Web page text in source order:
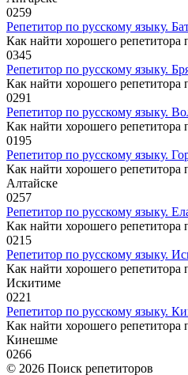
0259
Репетитор по русскому языку.
Как найти хорошего репетитора
0345
Репетитор по русскому языку.
Как найти хорошего репетитора
0291
Репетитор по русскому языку.
Как найти хорошего
0195
Репетитор по русскому языку.
Как найти хорошего репетитора
Алтайске
0257
Репетитор по русскому языку.
Как найти хорошего репетитора
0215
Репетитор по русскому языку.
Как найти хорошего репетитора
Искитиме
0221
Репетитор по русскому языку.
Как найти хорошего репетитора
Кинешме
0266
© 2026 Поиск репетиторов